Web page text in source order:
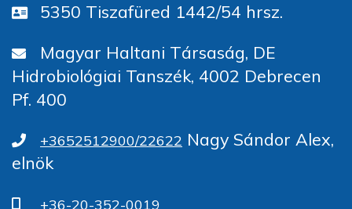
5350 Tiszafüred 1442/54 hrsz.
Magyar Haltani Társaság, DE
Hidrobiológiai Tanszék, 4002 Debrecen
Pf. 400
+3652512900/22622 Nagy Sándor Alex,
elnök
+36-20-352-0019